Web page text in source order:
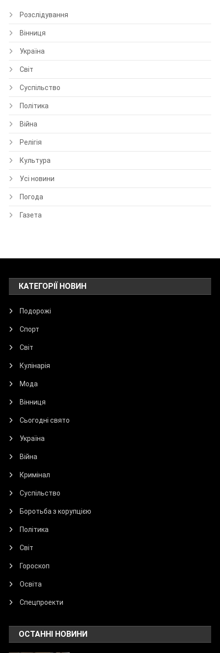
Розслідування
Вінниця
Україна
Світ
Суспільство
Політика
Війна
Релігія
Культура
Усі новини
Погода
Газета
КАТЕГОРІЇ НОВИН
Подорожі
Спорт
Світ
Кулінарія
Мода
Вінниця
Сьогодні свято
Україна
Війна
Кримінал
Суспільство
Боротьба з корупцією
Політика
Світ
Гороскоп
Освіта
Спецпроекти
ОСТАННІ НОВИНИ